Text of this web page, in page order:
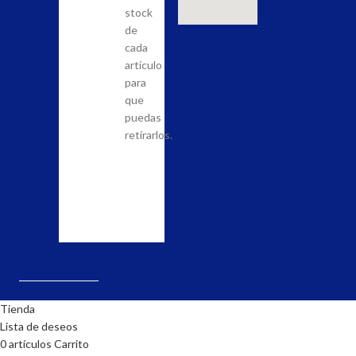
tener
posibilidad
carrito
productos
nuestra
stock
de
cada
artículo
para
que
puedas
retirarlos.
Tienda
Lista de deseos
0artículos Carrito